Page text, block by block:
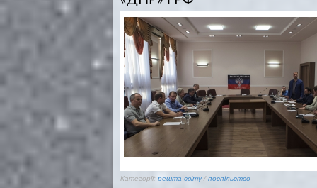
Категорії: решта світу/ поспільство